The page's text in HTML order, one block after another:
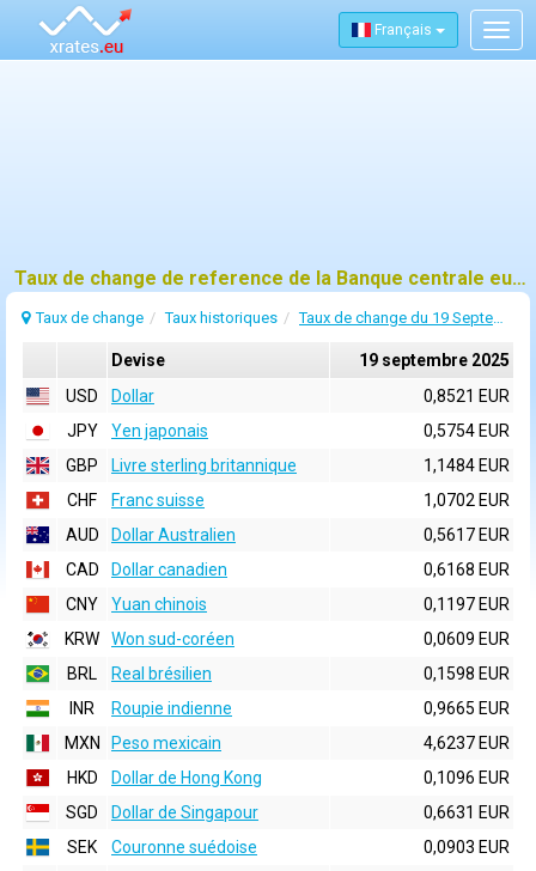
Français
Taux de change de reference de la Banque centrale europeenne (BCE) pour 19 septembre 2025
Taux de change Taux historiques Taux de change du 19 Septembre 2025
Devise
19 septembre 2025
USD
Dollar
0,8521 EUR
JPY
Yen japonais
0,5754 EUR
GBP
Livre sterling britannique
1,1484 EUR
CHF
Franc suisse
1,0702 EUR
AUD
Dollar Australien
0,5617 EUR
CAD
Dollar canadien
0,6168 EUR
CNY
Yuan chinois
0,1197 EUR
KRW
Won sud-coréen
0,0609 EUR
BRL
Real brésilien
0,1598 EUR
INR
Roupie indienne
0,9665 EUR
MXN
Peso mexicain
4,6237 EUR
HKD
Dollar de Hong Kong
0,1096 EUR
SGD
Dollar de Singapour
0,6631 EUR
SEK
Couronne suédoise
0,0903 EUR